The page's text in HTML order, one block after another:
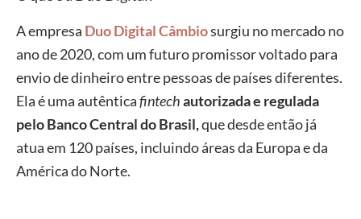
A empresa Duo Digital Câmbiosurgiu no mercado no
ano de 2020, com um futuro promissor voltado para
envio de dinheiro entre pessoas de países diferentes.
Ela é uma autênticafintechautorizada e regulada
pelo Banco Central do Brasil,que desde então já
atua em 120 países, incluindo áreas da Europa e da
América do Norte.